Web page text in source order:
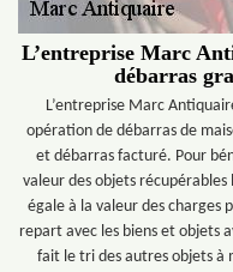
L’entreprise Marc
débarras
L’entreprise Marc
opération de débarras de
et débarras facturé. Pour
valeur des objets
égale à la valeur des charges
repart avec les biens et objets
fait le tri des autres objets à